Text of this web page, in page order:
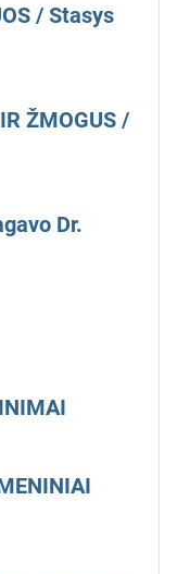
/ Stasys
ŽMOGUS /
Dr.